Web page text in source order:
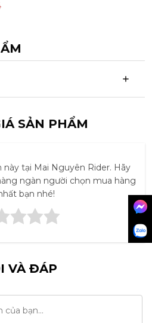
SẢN PHẨM
này tại Mai Nguyên Rider. Hãy
ngàn người chọn mua hàng
bạn nhé!
VÀ ĐÁP